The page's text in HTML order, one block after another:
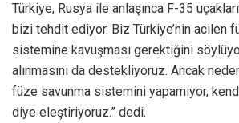
Türkiye, Rusya ile anlaşınca F-35
bizi tehdit ediyor. Biz Türkiye’nin acilen
sistemine kavuşması gerektiğini
alınmasını da destekliyoruz. Ancak
füze savunma sistemini yapamıyor,
diye eleştiriyoruz.” dedi.